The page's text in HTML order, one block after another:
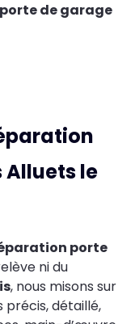
de garage
Alluets le
porte
ni du
, nous misons sur
précis, détaillé,